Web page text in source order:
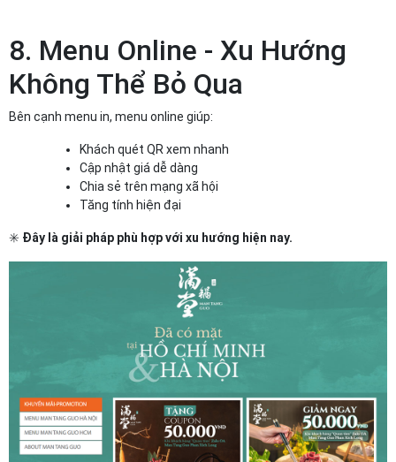
8. Menu Online - Xu Hướng
Không Thể Bỏ Qua
Bên cạnh menu in, menu online giúp:
Khách quét QR xem nhanh
Cập nhật giá dễ dàng
Chia sẻ trên mạng xã hội
Tăng tính hiện đại
✳️ Đây là giải pháp phù hợp với xu hướng hiện nay.